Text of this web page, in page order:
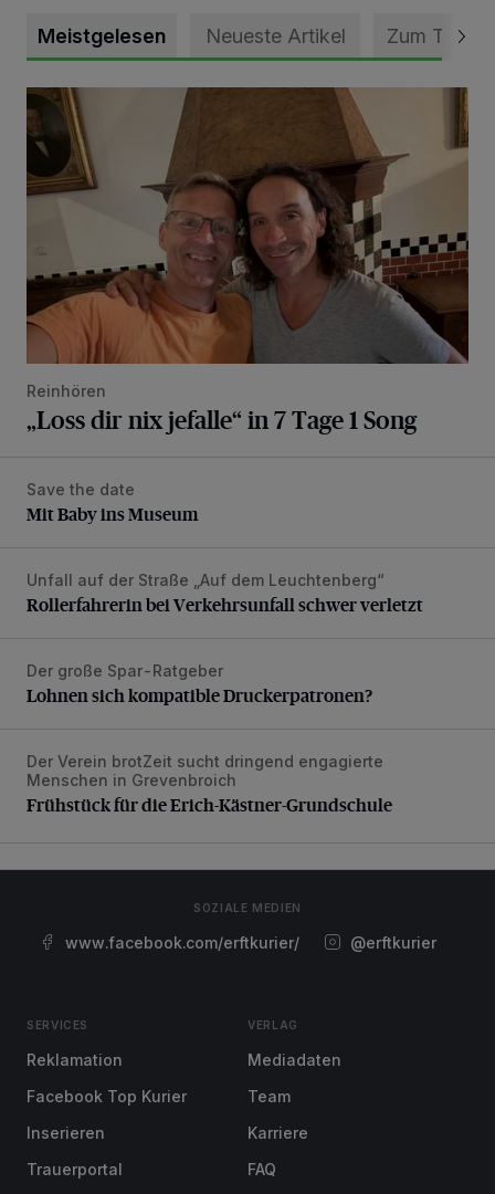
Meistgelesen Neueste Artikel Zum Thema
„Loss dir nix jefalle“ in 7 Tage 1 Song
Reinhören
„Loss dir nix jefalle“ in 7 Tage 1 Song
Mit Baby ins Museum
Save the date
Mit Baby ins Museum
Rollerfahrerin bei Verkehrsunfall schwer verletzt
Unfall auf der Straße „Auf dem Leuchtenberg“
Rollerfahrerin bei Verkehrsunfall schwer verletzt
Lohnen sich kompatible Druckerpatronen?
Der große Spar-Ratgeber
Lohnen sich kompatible Druckerpatronen?
Frühstück für die Erich-Kästner-Grundschule
Der Verein brotZeit sucht dringend engagierte
Menschen in Grevenbroich
Frühstück für die Erich-Kästner-Grundschule
SOZIALE MEDIEN
www.facebook.com/erftkurier/ @erftkurier
SERVICES
Reklamation
Facebook Top Kurier
Inserieren
Trauerportal
VERLAG
Mediadaten
Team
Karriere
FAQ